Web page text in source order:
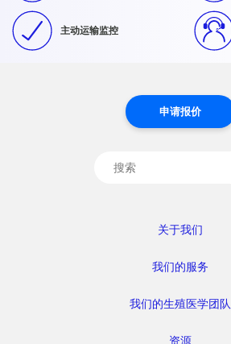
主动运输监控
关于我们
我们的服务
我们的生殖医学团队
资源
申请报价
搜